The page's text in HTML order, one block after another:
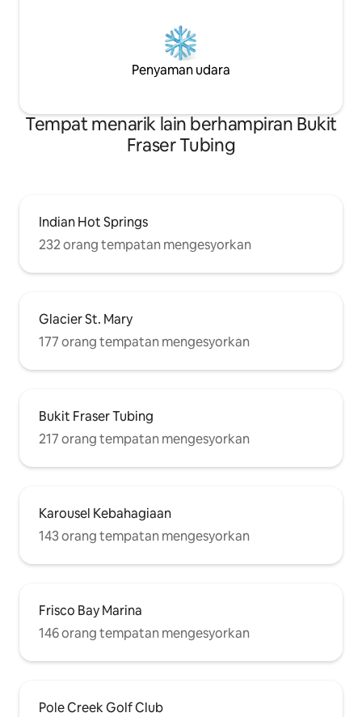
Penyaman udara
Tempat menarik lain berhampiran Bukit
Fraser Tubing
Indian Hot Springs
232 orang tempatan mengesyorkan
Glacier St. Mary
177 orang tempatan mengesyorkan
Bukit Fraser Tubing
217 orang tempatan mengesyorkan
Karousel Kebahagiaan
143 orang tempatan mengesyorkan
Frisco Bay Marina
146 orang tempatan mengesyorkan
Pole Creek Golf Club